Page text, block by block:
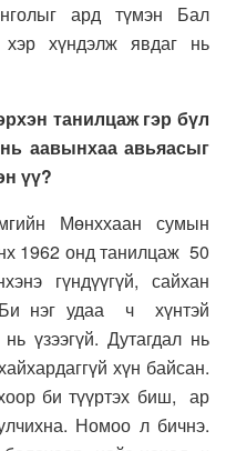
ард түмэн Бал
хүндэлж явдаг нь
танилцаж гэр бүл
аавынхаа авьяасыг
үү?
Мөнххаан сумын
1962 онд танилцаж 50
гүндүүгүй, сайхан
нэг удаа ч хүнтэй
үзээгүй. Дутагдал нь
хүн байсан.
би түүртэх биш, ар
Номоо л бичнэ.